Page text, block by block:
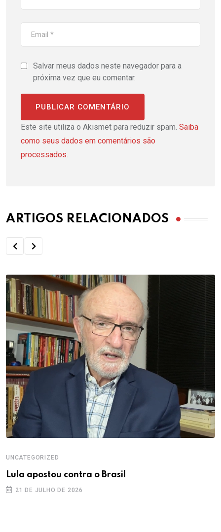
Salvar meus dados neste navegador para a
próxima vez que eu comentar.
Este site utiliza o Akismet para reduzir spam. Saiba
como seus dados em comentários são
processados.
ARTIGOS RELACIONADOS
UNCATEGORIZED
Lula apostou contra o Brasil
21 DE JULHO DE 2026